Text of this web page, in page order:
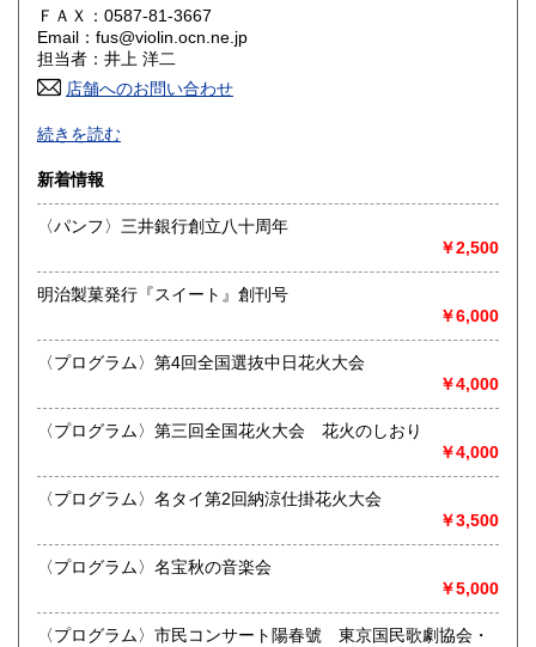
香川県 300円
高知県 300円
佐賀県
熊本県 300円 大分県 300円
300円
沖縄県 300円
ＦＡＸ：0587-81-3667
Email：fus@violin.ocn.ne.jp
担当者：井上 洋二
店舗へのお問い合わせ
古文書、古地図、刷り物、一枚もの、絵葉書、鳥瞰図、近代
文献資料等を主体に扱っております。
沿線名：名鉄犬山線
最寄駅：江南駅下車
営業時間：10:00〜17:00
書籍の買取について
買取 買取専用フリーダイヤル 0120-006-229 (担当・
井上)
す。
御整理・御売却はお気軽に当店にご相談ください。
お電話、メール等でご連絡次第、即日に参上いたします。古
書買い取り、古本買い取り、大量大歓迎です。
特に古いもの全般(和本、古文書、紙物チラシ、郷土資料、地
図、宗教、芸能、美術、文学、雑誌等)に力を入れておりま
す。
又書画骨董品も別部門で取り扱いしておりますので引越し増
愛知県・岐阜県を中心に近県の方、日時打ち合わせの後、ご
訪問し、見積もり・買入をさせていただきます。
続きを読む
新着情報
〈パンフ〉三井銀行創立八十周年
￥2,500
明治製菓発行『スイート』創刊号
￥6,000
〈プログラム〉第4回全国選抜中日花火大会
￥4,000
〈プログラム〉第三回全国花火大会 花火のしおり
￥4,000
〈プログラム〉名タイ第2回納涼仕掛花火大会
￥3,500
〈プログラム〉名宝秋の音楽会
￥5,000
〈プログラム〉市民コンサート陽春號 東京国民歌劇協会・